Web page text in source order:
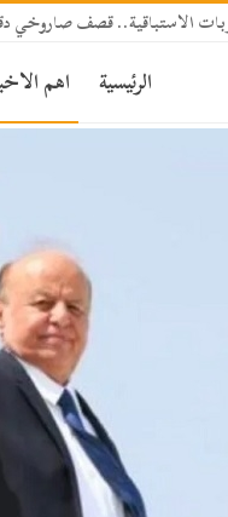
الاستباقية.. قصف
الرئيسية اهم